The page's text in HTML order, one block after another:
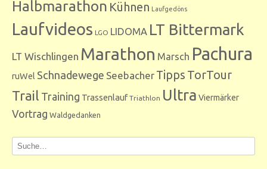
Halbmarathon Kühnen Laufgedöns
Laufvideos LGO LIDOMA LT Bittermark
LT Wischlingen Marathon Marsch Pachura
ruWel Schnadewege Seebacher Tipps TorTour
Trail Training Trassenlauf Triathlon Ultra Viermärker
Vortrag Waldgedanken